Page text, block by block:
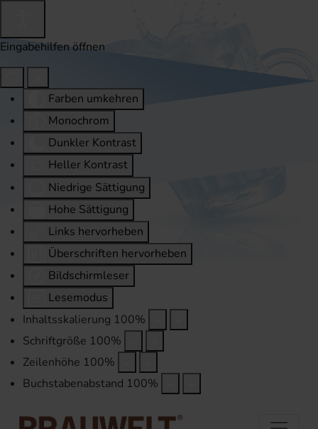
Eingabehilfen öffnen
Farben umkehren
Monochrom
Dunkler Kontrast
Heller Kontrast
Niedrige Sättigung
Hohe Sättigung
Links hervorheben
Überschriften hervorheben
Bildschirmleser
Lesemodus
Inhaltsskalierung 100%
Schriftgröße 100%
Zeilenhöhe 100%
Buchstabenabstand 100%